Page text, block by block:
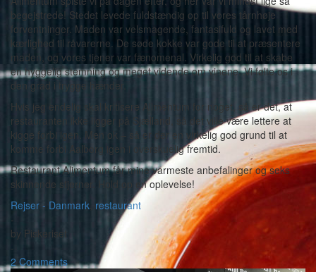
begejstrede! Stedet levede fuldstændig op til vores tårnhøje
forventninger. Maden var velsmagende, fantasifuld og lavet med
kærlighed til råvarerne. De søde kokke var gode til at præsentere
maden, og vores tjener var fænomenal. Virkelig god til at skabe
en hyggelig stemning og meget vidende om vinene. Vi følte os i
den grad i trygge hænder.
Hvis jeg endelig skal kritisere Alimentum for noget, så er det, at
restauranten ikke ligger på Sjælland, så det ville være lettere at
kigge forbi igen. Men ok – så er der en virkelig god grund til at
komme forbi Aalborg igen i overskuelig fremtid.
Restaurant Alimentum får mine varmeste anbefalinger og seks
skinnende stjerner. Hold op en oplevelse!
Rejser - Danmark, restaurant
-
by Piskeriset
-
2 Comments